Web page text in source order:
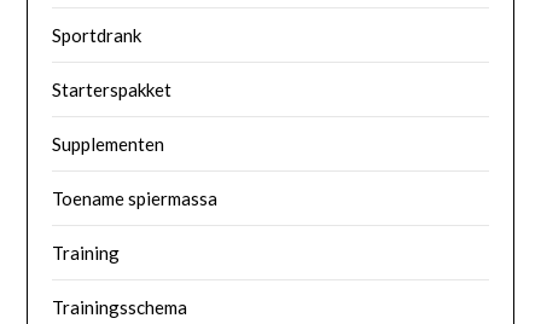
Sportdrank
Starterspakket
Supplementen
Toename spiermassa
Training
Trainingsschema